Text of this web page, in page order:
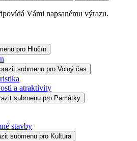
Vámi napsanému výrazu.
pro Hlučín
submenu pro Volný čas
a atraktivity
submenu pro Památky
stavby
submenu pro Kultura